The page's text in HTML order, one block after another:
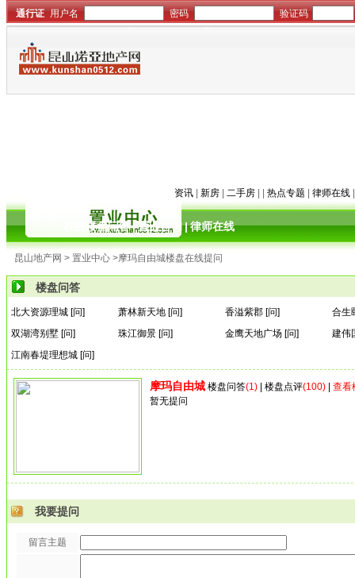
资讯 新房 二手房 热点专题 律师在线
在线楼盘问答|置业咨询|律师在线
昆山地产网 > 置业中心 >摩玛自由城楼盘在线提问
楼盘问答
北大资源理城 [问] 萧林新天地 [问] 香溢紫郡 [问]
合生
双湖湾别墅 [问]
珠江御景 [问] 金鹰天地广场 [问]
建伟
江南春堤理想城 [问]
摩玛自由城 楼盘问答(1) 楼盘点评(100)
查看
暂无提问
我要提问
留言主题